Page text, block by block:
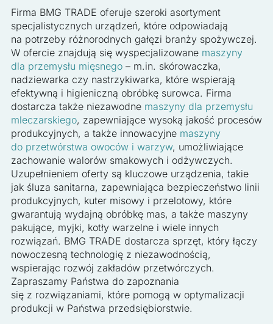
Firma BMG TRADE oferuje szeroki asortyment
specjalistycznych urządzeń, które odpowiadają
na potrzeby różnorodnych gałęzi branży spożywczej.
W ofercie znajdują się wyspecjalizowane maszyny
dla przemysłu mięsnego – m.in. skórowaczka,
nadziewarka czy nastrzykiwarka, które wspierają
efektywną i higieniczną obróbkę surowca. Firma
dostarcza także niezawodne maszyny dla przemysłu
mleczarskiego, zapewniające wysoką jakość procesów
produkcyjnych, a także innowacyjne maszyny
do przetwórstwa owoców i warzyw, umożliwiające
zachowanie walorów smakowych i odżywczych.
Uzupełnieniem oferty są kluczowe urządzenia, takie
jak śluza sanitarna, zapewniająca bezpieczeństwo linii
produkcyjnych, kuter misowy i przelotowy, które
gwarantują wydajną obróbkę mas, a także maszyny
pakujące, myjki, kotły warzelne i wiele innych
rozwiązań. BMG TRADE dostarcza sprzęt, który łączy
nowoczesną technologię z niezawodnością,
wspierając rozwój zakładów przetwórczych.
Zapraszamy Państwa do zapoznania
się z rozwiązaniami, które pomogą w optymalizacji
produkcji w Państwa przedsiębiorstwie.